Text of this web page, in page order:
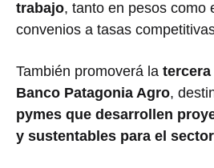
trabajo, tanto en pesos como
convenios a tasas
También promoverá la
Banco Patagonia Agro,
pymes que desarrollen
y sustentables para el